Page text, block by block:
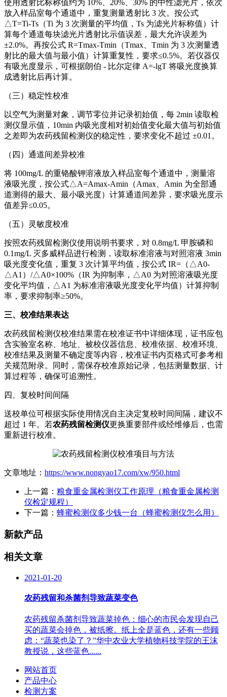
使用透射比标称值约为 10%、20%、30% 的中性滤光片，依次
放入样品室每个通道中，重复测量透射比 3 次。按公式
△T=Ti-Ts（Ti 为 3 次测量的平均值，Ts 为滤光片标称值）计
算每个通道每块滤光片透射比示值误差，最大允许误差为
±2.0%。再按公式 R=Tmax-Tmin（Tmax、Tmin 为 3 次测量透
射比的最大值与最小值）计算重复性，要求≤0.5%。若仪器仅
有吸光度显示，可根据朗伯 - 比尔定律 A=-lgT 将吸光度换算
成透射比后再计算。
（三）稳定性校准
以空气为测量对象，调节零位并记录初始值，每 2min 读取检
测仪显示值，10min 内吸光度相对初始值变化最大值与初始值
之差即为农药残留检测仪的稳定性，要求变化不超过 ±0.01。
（四）通道间差异校准
将 100mg/L 的重铬酸钾溶液放入样品室每个通道中，测量溶
液吸光度，按公式△A=Amax-Amin（Amax、Amin 为全部通
道测得的最大、最小吸光度）计算通道间差异，要求吸光度示
值差异≤0.05。
（五）灵敏度校准
按照农药残留检测仪使用说明书要求，对 0.8mg/L 甲胺磷和
0.1mg/L 灭多威样品进行检测，读取标准溶液与对照溶液 3min
吸光度变化值，重复 3 次计算平均值，按公式 IR=（△A0-
△A1）/△A0×100%（IR 为抑制率，△A0 为对照溶液吸光度
变化平均值，△A1 为标准溶液吸光度变化平均值）计算抑制
率，要求抑制率≥50%。
三、校准结果表达
农药残留检测仪校准结果需在校准证书中详细体现，证书应包
含实验室名称、地址、被校仪器信息、校准依据、校准环境、
校准结果及测量不确定度等内容，校准证书内页格式可参考相
关规范附录。同时，需保存校准原始记录，包括测量数据、计
算过程等，确保可追溯性。
四、复校时间间隔
送校单位可根据实际使用情况自主决定复校时间间隔，建议不
超过 1 年。若农药残留检测仪更换重要部件或经维修后，也需
重新进行校准。
文章地址： https://www.nongyao17.com/xw/950.html
上一篇： 粮食重金属检测仪工作原理（粮食重金属检测
仪检定规程）
下一篇： 蜂蜜检测仪多少钱一台（蜂蜜检测仪怎么用）
新款产品
相关文章
2021-01-20
农药残留和杀菌剂导致蔬菜变色
农药残留杀菌剂导致蔬菜掉色：细心的市民会发现自己
买的蔬菜会掉色，被纸擦。纸上全是蓝色，还有一些顾
虑：“蔬菜也染了？”华中农业大学植物科技学院的王沫
教授说，这些蓝色......
网站首页
产品中心
检测方案